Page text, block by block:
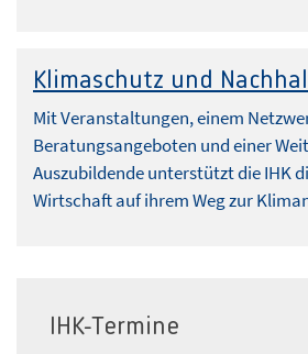
Klimaschutz und
Mit Veranstaltungen, einem
Beratungsangeboten und einer
Auszubildende unterstützt die IHK
Wirtschaft auf ihrem Weg zur
IHK-Termine